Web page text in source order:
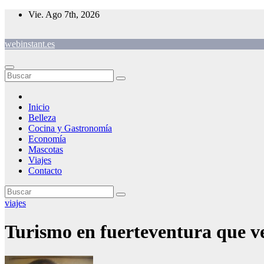
Saltar
Vie. Ago 7th, 2026
webinstant.es
Inicio
Belleza
Cocina y Gastronomía
Economía
Mascotas
Viajes
Contacto
viajes
Turismo en fuerteventura que